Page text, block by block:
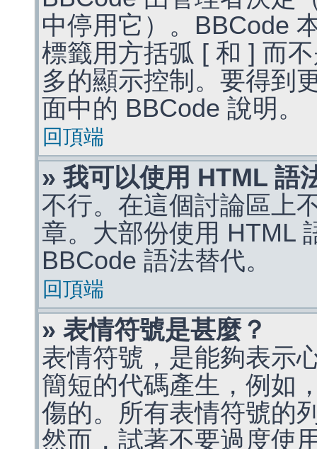
中停用它）。BBCode
標籤用方括弧 [ 和 ] 而
多的顯示控制。要得到
面中的 BBCode 說明。
回頂端
» 我可以使用 HTML 語
不行。在這個討論區上
章。大部份使用 HTML
BBCode 語法替代。
回頂端
» 表情符號是甚麼？
表情符號，是能夠表示
簡短的代碼產生，例如
傷的。所有表情符號的
然而，試著不要過度使